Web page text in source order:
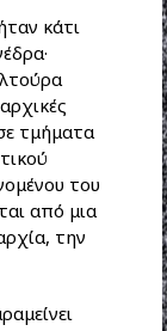
κάτι
τμήματα
του
από μια
την